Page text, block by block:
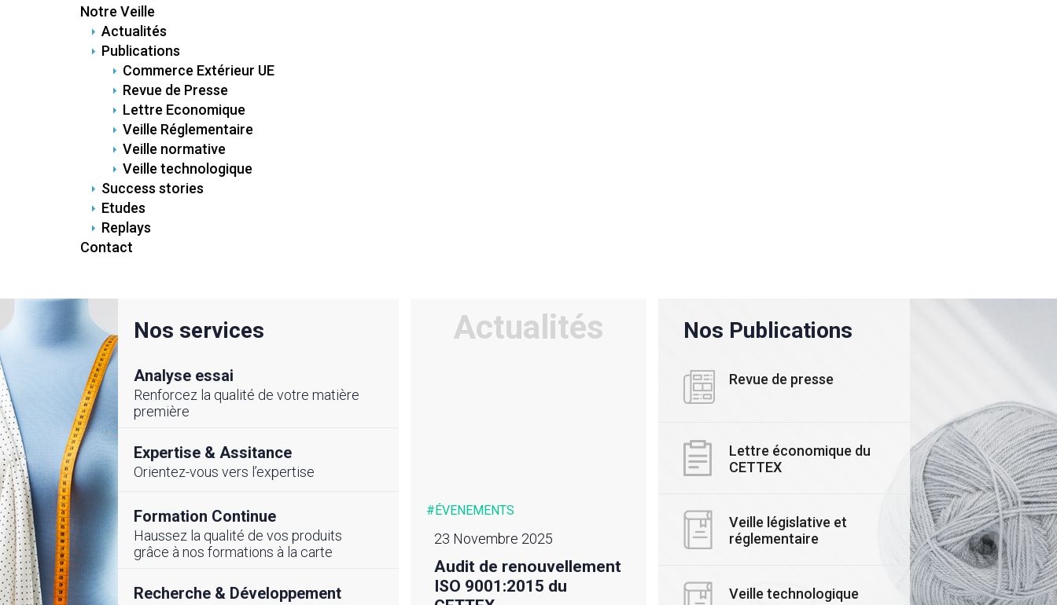
Notre Veille
Actualités
Publications
Commerce Extérieur UE
Revue de Presse
Lettre Economique
Veille Réglementaire
Veille normative
Veille technologique
Success stories
Etudes
Replays
Contact
Nos services
Analyse essai
Renforcez la qualité de votre matière
première
Expertise & Assitance
Orientez-vous vers l’expertise
Formation Continue
Haussez la qualité de vos produits
grâce à nos formations à la carte
Recherche & Développement
Actualités
2025
de
CETTEX-
#ÉVENEMENTS
26 Novembre 2025
pour renforcer la
#ÉVENEMENTS
23 Novembre 2025
Audit de renouvellement
ISO 9001:2015 du
#ACTUALITE
24 mars 2025
réduisez et valorisez
#ACTUALITE
03 Novembre 2025
Le CETTEX
Transition :
Nos Publications
Revue de presse
Lettre économique du
CETTEX
Veille législative et
réglementaire
Veille technologique